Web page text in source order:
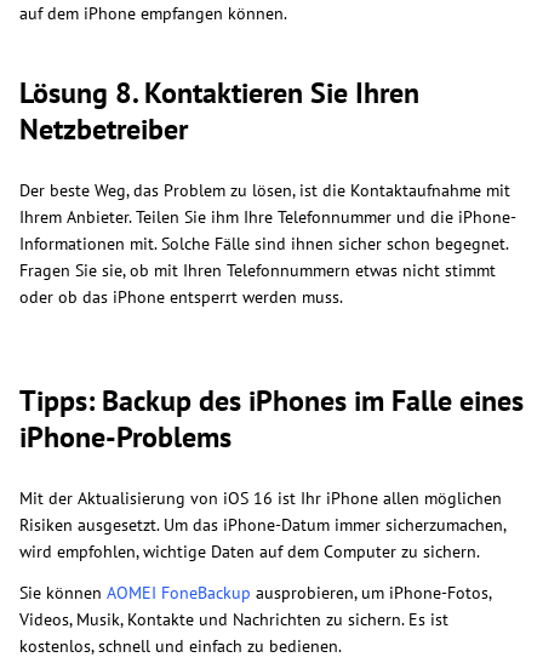
auf dem iPhone empfangen können.
Lösung 8. Kontaktieren Sie Ihren
Netzbetreiber
Der beste Weg, das Problem zu lösen, ist die Kontaktaufnahme mit
Ihrem Anbieter. Teilen Sie ihm Ihre Telefonnummer und die iPhone-
Informationen mit. Solche Fälle sind ihnen sicher schon begegnet.
Fragen Sie sie, ob mit Ihren Telefonnummern etwas nicht stimmt
oder ob das iPhone entsperrt werden muss.
Tipps: Backup des iPhones im Falle eines
iPhone-Problems
Mit der Aktualisierung von iOS 16 ist Ihr iPhone allen möglichen
Risiken ausgesetzt. Um das iPhone-Datum immer sicherzumachen,
wird empfohlen, wichtige Daten auf dem Computer zu sichern.
Sie können AOMEI FoneBackup ausprobieren, um iPhone-Fotos,
Videos, Musik, Kontakte und Nachrichten zu sichern. Es ist
kostenlos, schnell und einfach zu bedienen.